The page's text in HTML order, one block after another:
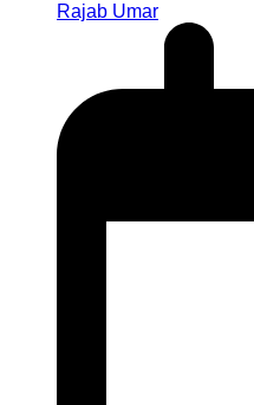
Rajab Umar